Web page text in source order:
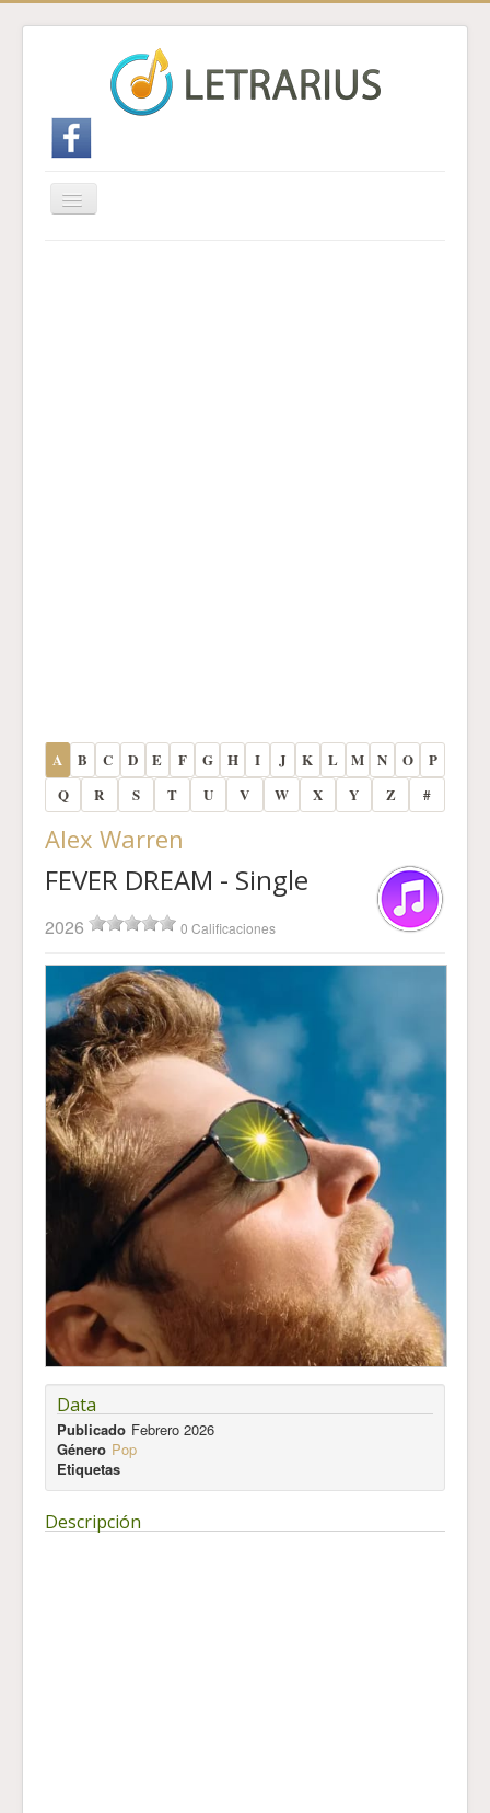
Cambiar
navegación
A B C D E F G H I J K L M N O
P
Q
R S T U V W X Y Z #
Alex Warren
FEVER DREAM - Single
2026 0 Calificaciones
Data
Publicado Febrero 2026
Género Pop
Etiquetas
Descripción